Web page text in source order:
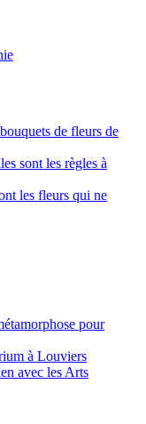
de fleurs de
sont les règles à
les fleurs qui ne
pour
à Louviers
avec les Arts